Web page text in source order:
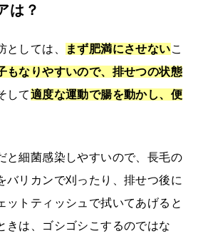
は？
としては、 まず肥満にさせないこ
もなりやすいので、排せつの状態
して適度な運動で腸を動かし、便
と細菌感染しやすいので、長毛の
バリカンで刈ったり、排せつ後に
ットティッシュで拭いてあげると
きは、ゴシゴシこするのではな